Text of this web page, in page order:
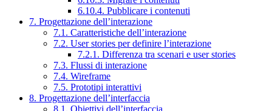
6.10.4. Pubblicare i contenuti
7. Progettazione dell’interazione
7.1. Caratteristiche dell’interazione
7.2. User stories per definire l’interazione
7.2.1. Differenza tra scenari e user stories
7.3. Flussi di interazione
7.4. Wireframe
7.5. Prototipi interattivi
8. Progettazione dell’interfaccia
8.1. Obiettivi dell’interfaccia